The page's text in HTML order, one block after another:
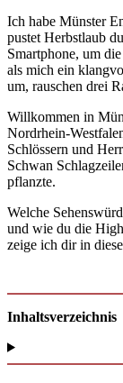
Ich habe Münster
pustet Herbstlaub
Smartphone, um
als mich ein
um, rauschen drei
Willkommen in
Nordrhein-
Schlössern und
Schwan
pflanzte.
Welche
und wie du die
zeige ich dir in
Inhaltsverzeichnis